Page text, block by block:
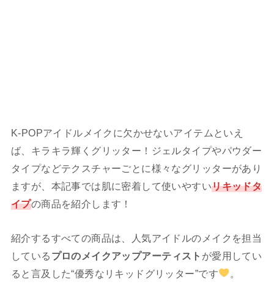
K-POPアイドルメイクに欠かせないアイテムといえ
ば、キラキラ輝くグリッター！ジェルタイプやパウダー
タイプなどテクスチャーごとに様々なグリッターがあり
ますが、本記事では肌に密着して使いやすいリキッドタ
イプの商品を紹介します！
紹介するすべての商品は、人気アイドルのメイクを担当
している プロのメイクアップアーティスト が愛用してい
ると言及した“優秀なリキッドグリッター”です
。